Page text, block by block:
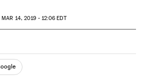
MAR 14, 2019 - 12:06 EDT
en TwitterRedes Sociales